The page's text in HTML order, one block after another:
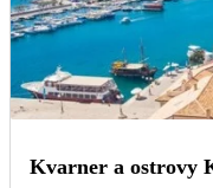
Kvarner a ostrovy